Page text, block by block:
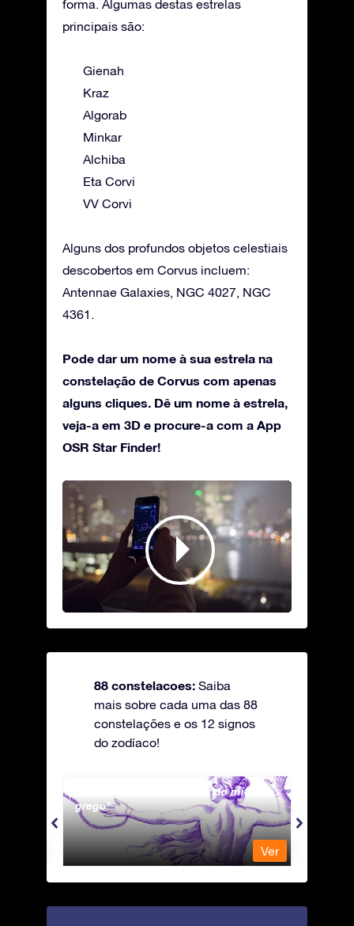
forma. Algumas destas estrelas
principais são:
Gienah
Kraz
Algorab
Minkar
Alchiba
Eta Corvi
VV Corvi
Alguns dos profundos objetos celestiais
descobertos em Corvus incluem:
Antennae Galaxies, NGC 4027, NGC
4361.
Pode dar um nome à sua estrela na
constelação de Corvus com apenas
alguns cliques. Dê um nome à estrela,
veja-a em 3D e procure-a com a App
OSR Star Finder!
88 constelacoes: Saiba
mais sobre cada uma das 88
constelações e os 12 signos
do zodíaco!
Andromeda - A Princesa do mito
grego
Ver